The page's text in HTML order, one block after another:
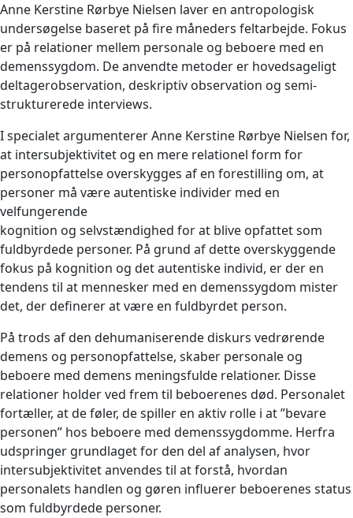
Anne Kerstine Rørbye Nielsen laver en antropologisk
undersøgelse baseret på fire måneders feltarbejde. Fokus
er på relationer mellem personale og beboere med en
demenssygdom. De anvendte metoder er hovedsageligt
deltagerobservation, deskriptiv observation og semi-
strukturerede interviews.
I specialet argumenterer Anne Kerstine Rørbye Nielsen for,
at intersubjektivitet og en mere relationel form for
personopfattelse overskygges af en forestilling om, at
personer må være autentiske individer med en
velfungerende
kognition og selvstændighed for at blive opfattet som
fuldbyrdede personer. På grund af dette overskyggende
fokus på kognition og det autentiske individ, er der en
tendens til at mennesker med en demenssygdom mister
det, der definerer at være en fuldbyrdet person.
På trods af den dehumaniserende diskurs vedrørende
demens og personopfattelse, skaber personale og
beboere med demens meningsfulde relationer. Disse
relationer holder ved frem til beboerenes død. Personalet
fortæller, at de føler, de spiller en aktiv rolle i at ”bevare
personen” hos beboere med demenssygdomme. Herfra
udspringer grundlaget for den del af analysen, hvor
intersubjektivitet anvendes til at forstå, hvordan
personalets handlen og gøren influerer beboerenes status
som fuldbyrdede personer.